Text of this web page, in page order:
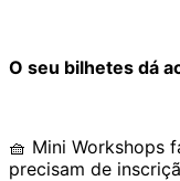
O seu bilhetes dá
🧺 Mini Workshops
precisam de